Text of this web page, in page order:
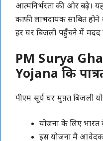
आत्मनिर्भरता की ओर बढ़े।
काफ़ी लाभदायक साबित
हर घर बिजली पहुँचने में मदद
PM Surya
Yojana कि
पीएम सूर्य घर मुफ़्त बिजली
योजना के लिए भारत
इस योजना मै आवेदक